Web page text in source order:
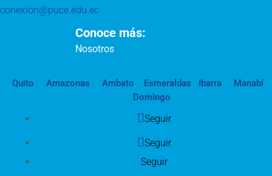
conexion@puce.edu.ec
Conoce más:
Nosotros
Quito Amazonas Ambato Esmeraldas Ibarra
Manabí
Domingo
Seguir
Seguir
Seguir